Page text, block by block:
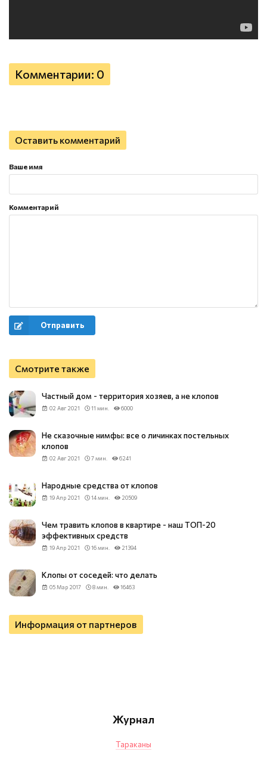
Комментарии: 0
Оставить комментарий
Ваше имя
Комментарий
Отправить
Смотрите также
Частный дом - территория хозяев, а не клопов
02 Авг 2021 11 мин. 6000
Не сказочные нимфы: все о личинках постельных
клопов
02 Авг 2021 7 мин. 6241
Народные средства от клопов
19 Апр 2021 14 мин. 20509
Чем травить клопов в квартире - наш ТОП-20
эффективных средств
19 Апр 2021 16 мин. 21394
Клопы от соседей: что делать
05 Мар 2017 8 мин. 16463
Информация от партнеров
Журнал
Тараканы